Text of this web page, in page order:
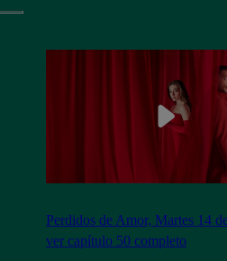
Perdidos de Amor, Martes 14
ver capítulo 50 completo